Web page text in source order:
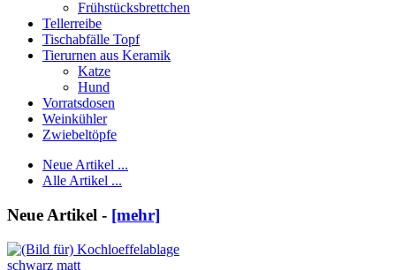
Frühstücksbrettchen
Tellerreibe
Tischabfälle Topf
Tierurnen aus Keramik
Katze
Hund
Vorratsdosen
Weinkühler
Zwiebeltöpfe
Neue Artikel ...
Alle Artikel ...
Neue Artikel - [mehr]